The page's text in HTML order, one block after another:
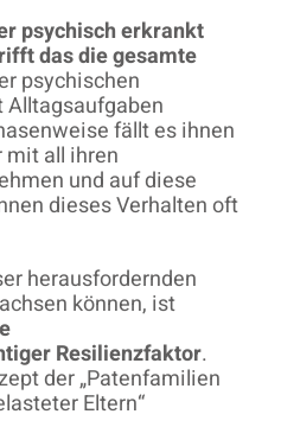
psychisch erkrankt
das die gesamte
psychischen
Alltagsaufgaben
fällt es ihnen
mit all ihren
und auf diese
dieses Verhalten oft
herausfordernden
können, ist
Resilienzfaktor.
der „Patenfamilien
Eltern“